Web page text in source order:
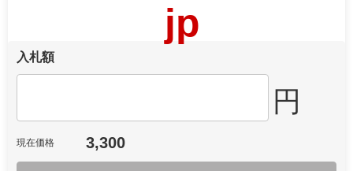
jp
入札額
円
現在価格 3,300